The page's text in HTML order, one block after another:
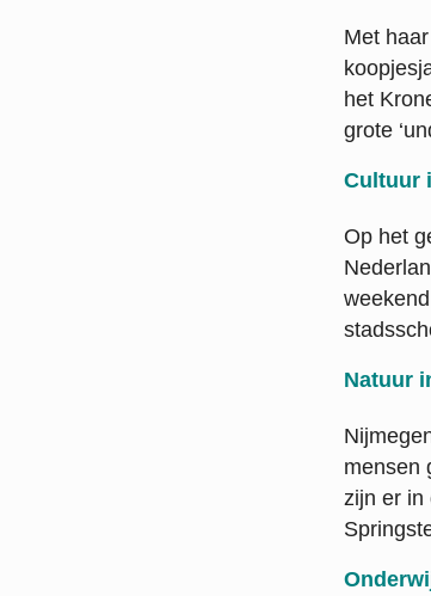
Met
het
grote
Cultuur
Op het
Natuur
mensen
zijn er in